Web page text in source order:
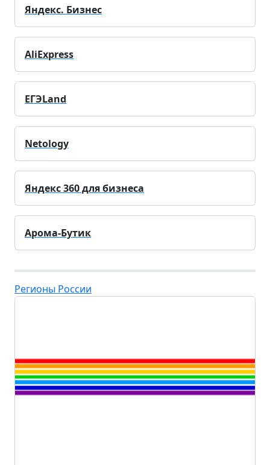
Яндекс. Бизнес
AliExpress
ЕГЭLand
Netology
Яндекс 360 для бизнеса
Арома-Бутик
Регионы России